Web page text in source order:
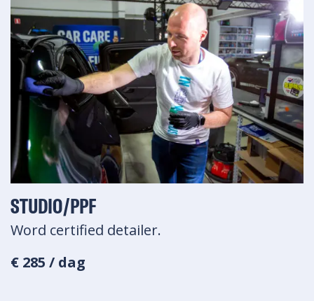
STUDIO/PPF
Word certified detailer.
€ 285 / dag